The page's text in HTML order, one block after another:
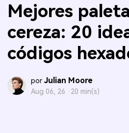
Mejores
cereza: 20
códigos
por Julian Moore
Aug 06, 26 · 20 min(s)